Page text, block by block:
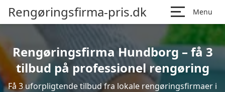
Rengøringsfirma-pris.dk Menu
Rengøringsfirma Hundborg – få 3
tilbud på professionel rengøring
Få 3 uforpligtende tilbud fra lokale rengøringsfirmaer i